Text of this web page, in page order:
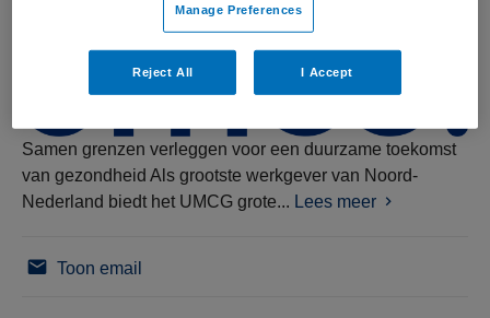
Samen grenzen verleggen voor een duurzame toekomst
van gezondheid Als grootste werkgever van Noord-
Nederland biedt het UMCG grote... Lees meer
Toon email
Manage Preferences
Reject All I Accept